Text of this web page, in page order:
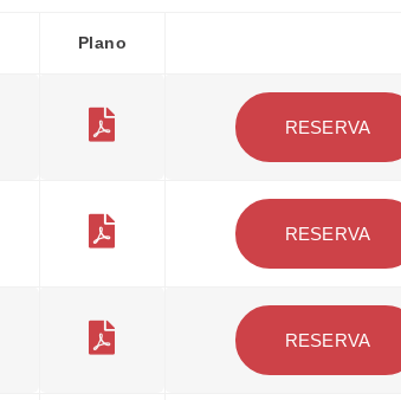
Plano
RESERVA
RESERVA
RESERVA